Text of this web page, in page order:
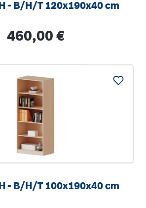
Regal, 5 OH - B/H/T 120x190x40 cm
Regulärer Preis:
460,00 €
Regal, 5 OH - B/H/T 100x190x40 cm